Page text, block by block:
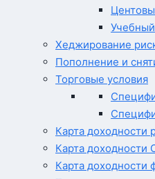
Учебный
Хеджирование
Пополнение и
Торговые условия
Карта доходности
Карта доходности
Карта доходности